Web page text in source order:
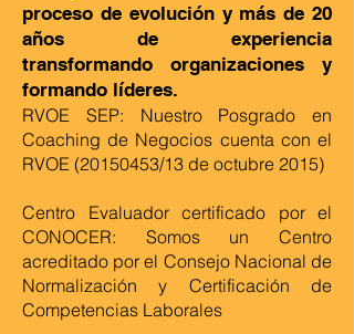
proceso de evolución y más de 20
años de experiencia
transformando organizaciones y
formando líderes.
RVOE SEP: Nuestro Posgrado en
Coaching de Negocios cuenta con el
RVOE (20150453/13 de octubre 2015)
Centro Evaluador certificado por el
CONOCER: Somos un Centro
acreditado por el Consejo Nacional de
Normalización y Certificación de
Competencias Laborales